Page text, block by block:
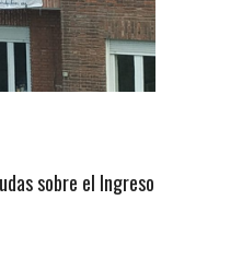
sobre el Ingreso